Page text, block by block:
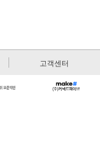
고객센터